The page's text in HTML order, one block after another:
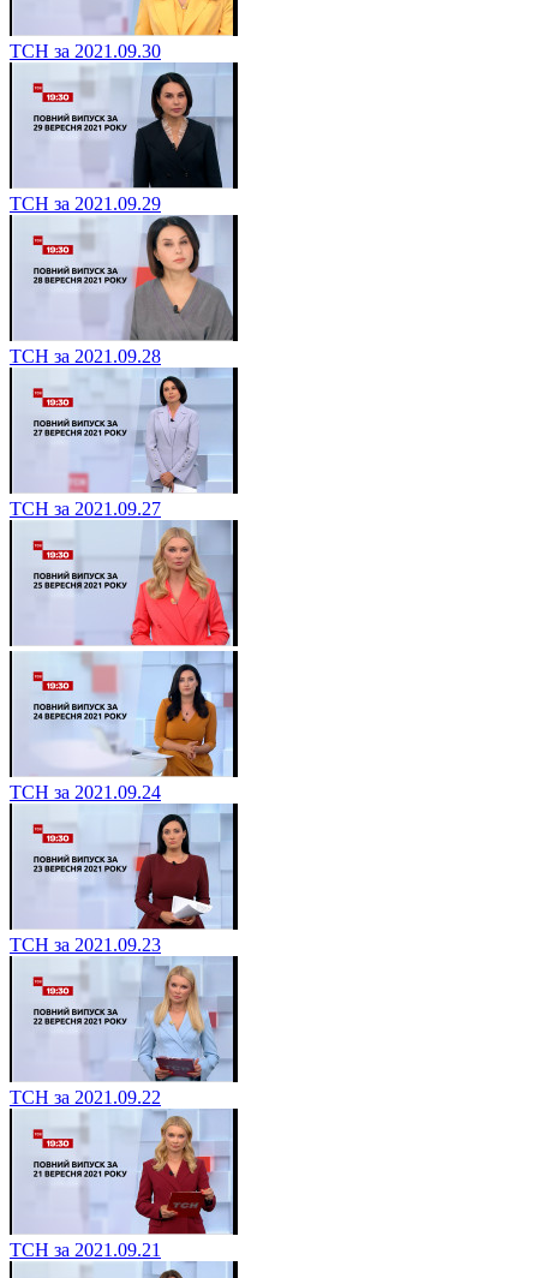
ТСН за 2021.09.30
ТСН за 2021.09.29
ТСН за 2021.09.28
ТСН за 2021.09.27
ТСН за 2021.09.24
ТСН за 2021.09.23
ТСН за 2021.09.22
ТСН за 2021.09.21